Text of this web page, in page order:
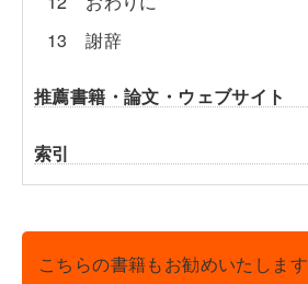
13 謝辞
推薦書籍・論文・ウェブサイト
索引
こちらの書籍もお勧めいたします